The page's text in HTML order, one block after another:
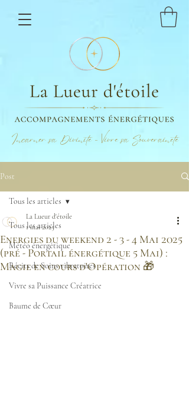
Incarner sa Divinité - Vivre sa Souveraineté
Post
Tous les articles
Météo énergétique
Récits de Soins vibratoires
Vivre sa Puissance Créatrice
Baume de Cœur
Tous les articles
Energies du weekend 2 - 3 - 4 Mai 2025
(pré - Portail énergétique 5 Mai) :
Magie en cours d'Opération 🎁
La Lueur d'étoile
1 mai 2025